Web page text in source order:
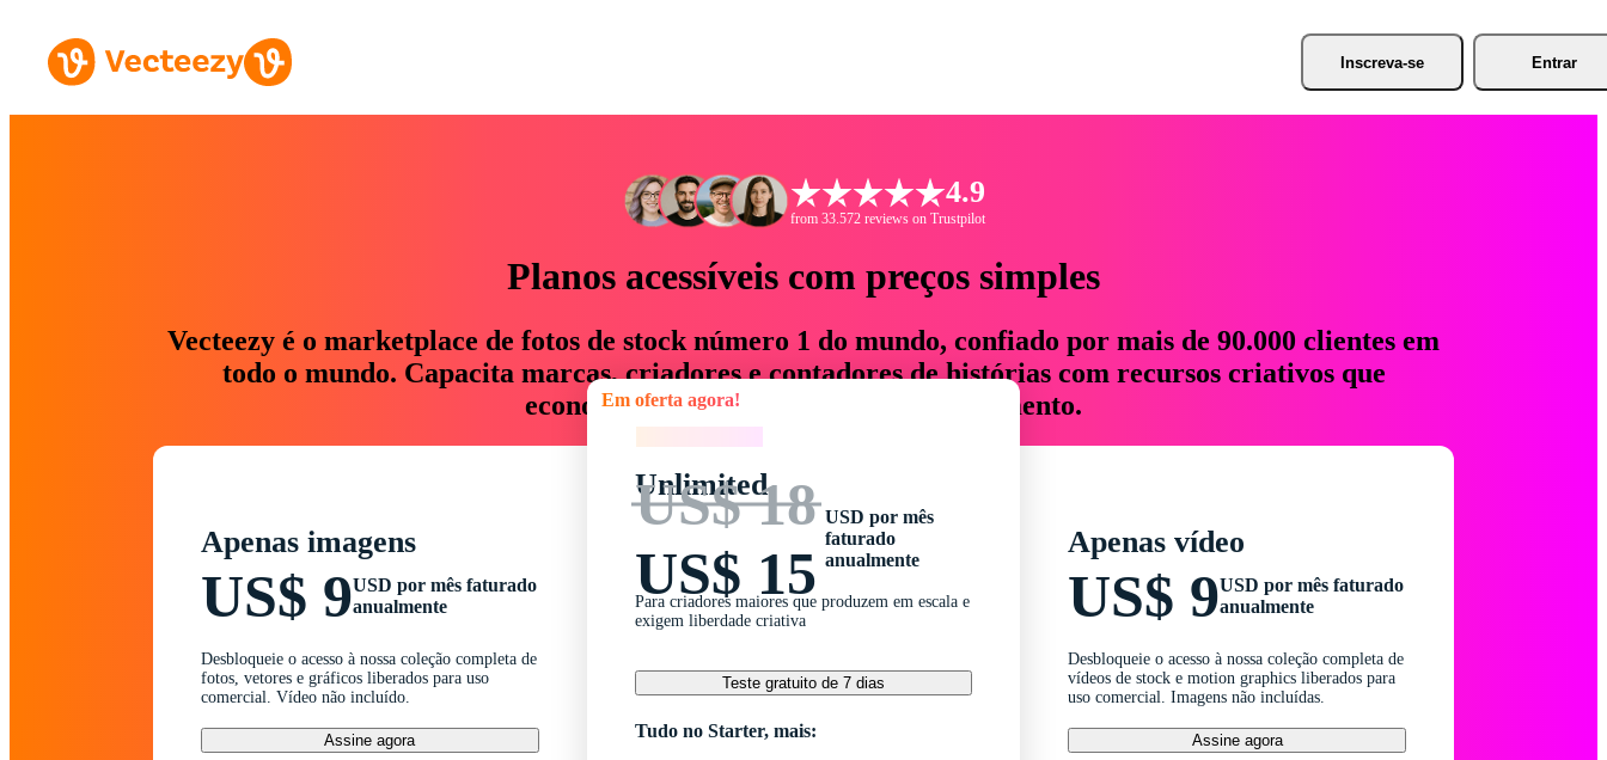
Inscreva-se Entrar
4.9
from 33.572 reviews on Trustpilot
Planos acessíveis com preços simples
Vecteezy é o marketplace de fotos de stock número 1 do mundo, confiado por mais de 90.000 clientes em
todo o mundo. Capacita marcas, criadores e contadores de histórias com recursos criativos que
economizam até 76% em tempo e orçamento.
Apenas imagens
US$ 9USD por mês faturado
anualmente
Desbloqueie o acesso à nossa coleção completa de
fotos, vetores e gráficos liberados para uso
comercial. Vídeo não incluído.
Assine agora
Em oferta agora!
Unlimited
US$ 18
US$ 15
USD por mês
faturado
anualmente
Para criadores maiores que produzem em escala e
exigem liberdade criativa
Teste gratuito de 7 dias
Tudo no Starter, mais:
Apenas vídeo
US$ 9USD por mês faturado
anualmente
Desbloqueie o acesso à nossa coleção completa de
vídeos de stock e motion graphics liberados para
uso comercial. Imagens não incluídas.
Assine agora